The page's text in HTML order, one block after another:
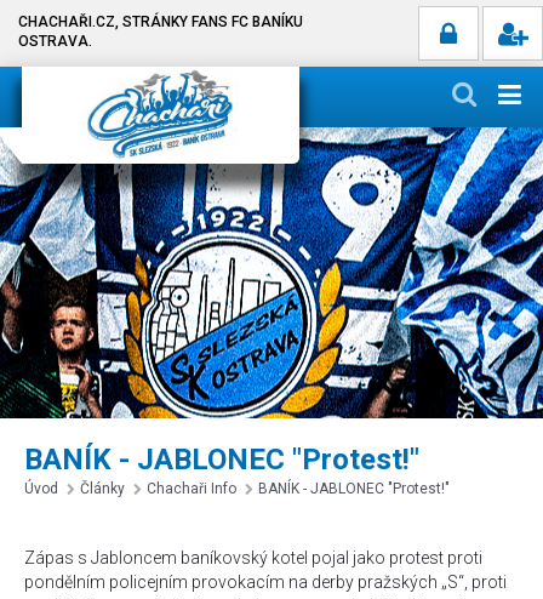
CHACHAŘI.CZ, STRÁNKY FANS FC BANÍKU
OSTRAVA.
BANÍK - JABLONEC "Protest!"
Úvod Články Chachaři Info BANÍK - JABLONEC "Protest!"
Zápas s Jabloncem baníkovský kotel pojal jako protest proti
pondělním policejním provokacím na derby pražských „S“, proti